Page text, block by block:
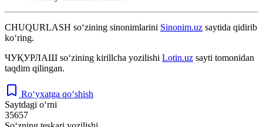
CHUQURLASH so‘zining sinonimlarini Sinonim.uz saytida qidirib
ko‘ring.
ЧУҚУРЛАШ so‘zining kirillcha yozilishi Lotin.uz sayti tomonidan
taqdim qilingan.
Ro‘yxatga qo‘shish
Saytdagi o‘rni
35657